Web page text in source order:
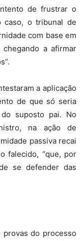
de frustrar o
caso, o tribunal de
com base em
a afirmar
a aplicação
de que só seria
suposto pai. No
na ação de
passiva recai
falecido, “que, por
se defender das
do processo